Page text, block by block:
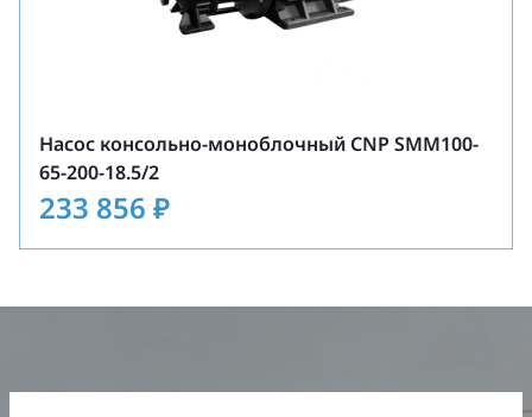
Максимальное давление на входе: 10 бар
(выше по запросу).
Насос консольно-моноблочный CNP SMM100-
65-200-18.5/2
233 856 ₽